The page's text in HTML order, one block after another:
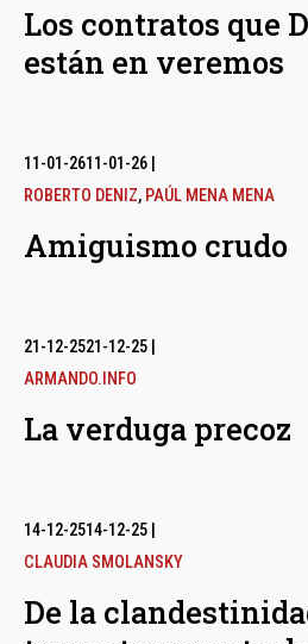
Los contratos que
están en veremos
11-01-2611-01-26
ROBERTO DENIZ, PAÚL MENA MENA
Amiguismo crudo
21-12-2521-12-25
ARMANDO.INFO
La verduga precoz
14-12-2514-12-25
CLAUDIA SMOLANSKY
De la